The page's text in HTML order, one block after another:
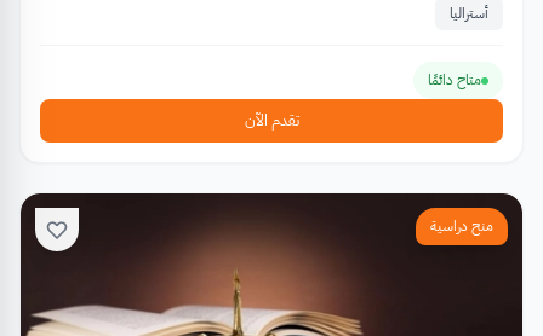
أستراليا
متاح دائمًا
تقدم الآن
منح دراسية